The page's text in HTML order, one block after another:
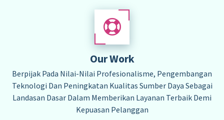
Our Work
Berpijak Pada Nilai-Nilai Profesionalisme, Pengembangan
Teknologi Dan Peningkatan Kualitas Sumber Daya Sebagai
Landasan Dasar Dalam Memberikan Layanan Terbaik Demi
Kepuasan Pelanggan